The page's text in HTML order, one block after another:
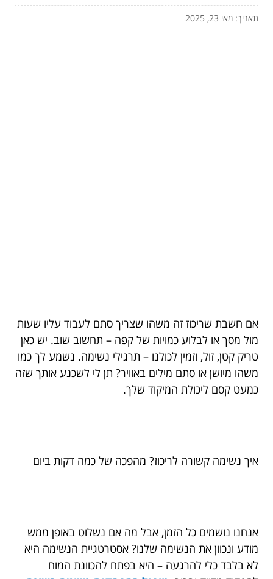
תאריך: מאי 23, 2025
אם חשבת שריכוז זה משהו שצריך סתם לעבוד עליו שעות
מול מסך או לבלוע כמויות של קפה – תחשוב שוב. יש כאן
טריק קטן, זול, וזמין לכולנו – תרגילי נשימה. נשמע לך כמו
משהו מיושן או סתם מילים באוויר? תן לי לשכנע אותך שזה
כמעט קסם ליכולת המיקוד שלך.
איך נשימה קשורה לריכוז? מהפכה של כמה דקות ביום
אנחנו נושמים כל הזמן, אבל מה אם נשלוט באופן ממש
מודע ונכוון את הנשימה שלנו? אסטרטגיית הנשימה היא
לא בלבד כלי להרגעה – היא בפתח להכוונת המוח